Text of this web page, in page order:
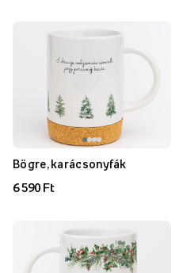
Bögre, karácsonyfák
6 590 Ft